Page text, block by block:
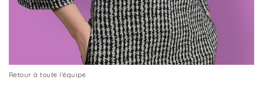
Retour à toute l'équipe